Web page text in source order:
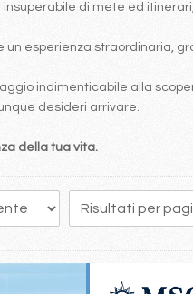
di mete ed
un esperienza straordinaria,
indimenticabile alla
desideri arrivare.
della tua vita.
253 254 255 256